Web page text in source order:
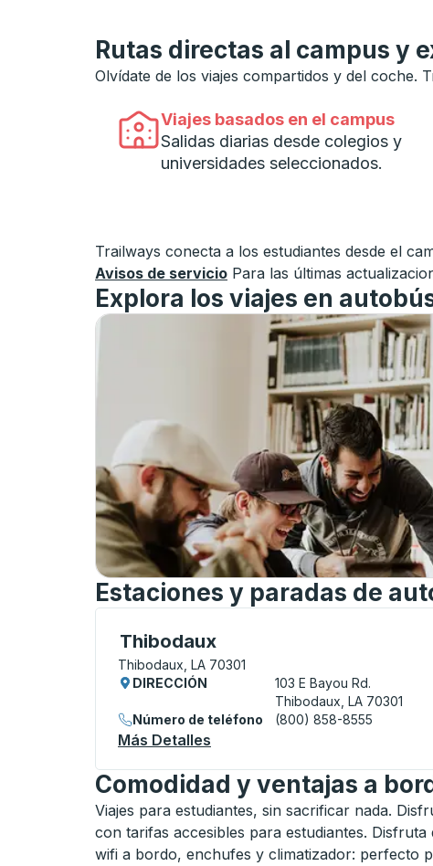
Rutas directas al campus y
Olvídate de los viajes compartidos y del coche.
Viajes basados ​​en el campus
Salidas diarias desde colegios y
universidades seleccionados.
Trailways conecta a los estudiantes desde el
Avisos de servicio Para las últimas
Explora los viajes en
Estaciones y paradas de
Thibodaux
Bus Station, utilice las teclas de flecha o la
Thibodaux, LA 70301
DIRECCIÓN
103 E Bayou Rd.
Thibodaux, LA 70301
Número de teléfono
(800) 858-8555
Más Detalles
Comodidad y ventajas a
Viajes para estudiantes, sin sacrificar nada.
con tarifas accesibles para estudiantes. Disfruta
wifi a bordo, enchufes y climatizador: perfecto